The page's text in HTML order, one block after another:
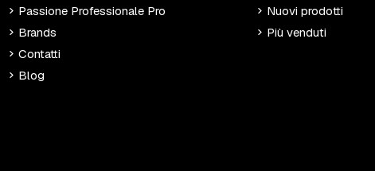
Passione Professionale Pro
Brands
Contatti
Blog
Nuovi prodotti
Più venduti